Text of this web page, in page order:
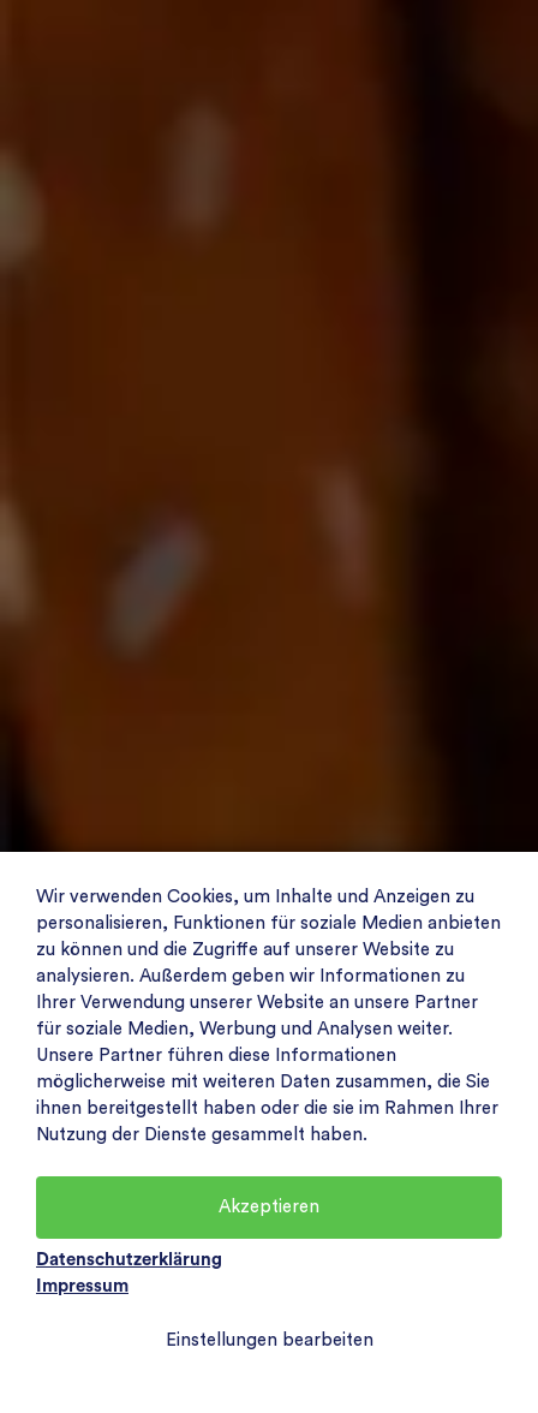
Wir verwenden Cookies, um Inhalte und Anzeigen zu
personalisieren, Funktionen für soziale Medien anbieten
zu können und die Zugriffe auf unserer Website zu
analysieren. Außerdem geben wir Informationen zu
Ihrer Verwendung unserer Website an unsere Partner
für soziale Medien, Werbung und Analysen weiter.
Unsere Partner führen diese Informationen
möglicherweise mit weiteren Daten zusammen, die Sie
ihnen bereitgestellt haben oder die sie im Rahmen Ihrer
Nutzung der Dienste gesammelt haben.
Akzeptieren
Datenschutzerklärung
Impressum
Einstellungen bearbeiten